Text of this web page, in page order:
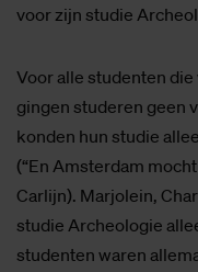
voor zijn studie
Voor alle studenten
gingen studeren geen
konden hun studie
(“En Amsterdam
Carlijn). Marjolein,
studie Archeologie
studenten waren